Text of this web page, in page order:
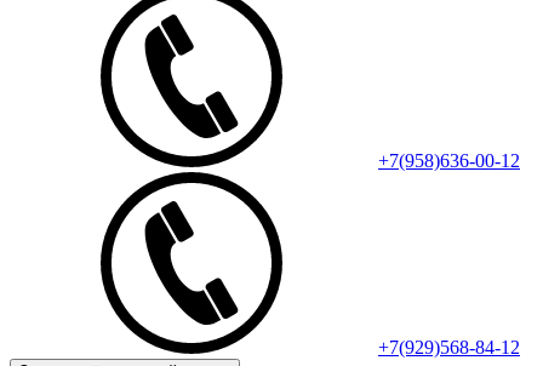
+7(958)636-00-12
+7(929)568-84-12